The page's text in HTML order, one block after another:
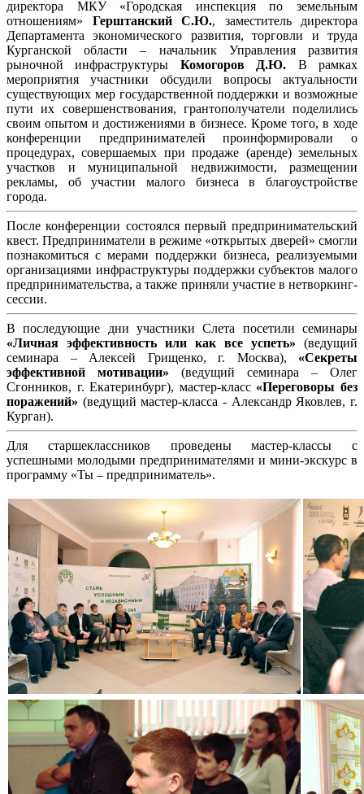
директора МКУ «Городская инспекция по земельным
отношениям» Герштанский С.Ю., заместитель директора
Департамента экономического развития, торговли и труда
Курганской области – начальник Управления развития
рыночной инфраструктуры Комогоров Д.Ю. В рамках
мероприятия участники обсудили вопросы актуальности
существующих мер государственной поддержки и возможные
пути их совершенствования, грантополучатели поделились
своим опытом и достижениями в бизнесе. Кроме того, в ходе
конференции предпринимателей проинформировали о
процедурах, совершаемых при продаже (аренде) земельных
участков и муниципальной недвижимости, размещении
рекламы, об участии малого бизнеса в благоустройстве
города.
После конференции состоялся первый предпринимательский
квест. Предприниматели в режиме «открытых дверей» смогли
познакомиться с мерами поддержки бизнеса, реализуемыми
организациями инфраструктуры поддержки субъектов малого
предпринимательства, а также приняли участие в нетворкинг-
сессии.
В последующие дни участники Слета посетили семинары
«Личная эффективность или как все успеть» (ведущий
семинара – Алексей Грищенко, г. Москва), «Секреты
эффективной мотивации» (ведущий семинара – Олег
Сгонников, г. Екатеринбург), мастер-класс «Переговоры без
поражений» (ведущий мастер-класса - Александр Яковлев, г.
Курган).
Для старшеклассников проведены мастер-классы с
успешными молодыми предпринимателями и мини-экскурс в
программу «Ты – предприниматель».